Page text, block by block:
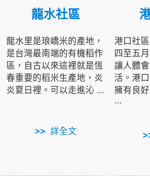
龍水社區
龍水里是琅嶠米的產地，
是台灣最南端的有機稻作
區，自古以來這裡就是恆
春重要的稻米生產地，炎
炎夏日裡。可以走進沁 ...
詳全文
港口社
四至五
讓人體
活。港
擁有良
...